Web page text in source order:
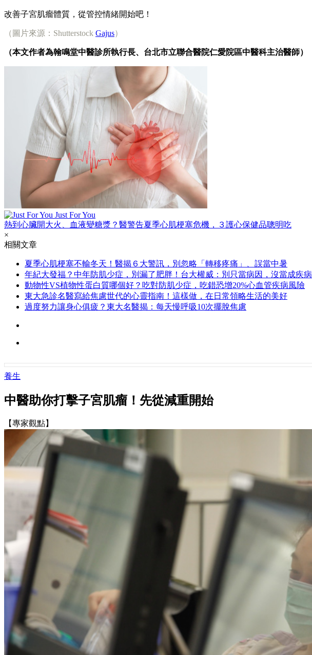
改善子宮肌瘤體質，從管控情緒開始吧！
（圖片來源：Shutterstock Gajus）
（本文作者為翰鳴堂中醫診所執行長、台北市立聯合醫院仁愛院區中醫科主治醫師）
Just For You
熱到心臟開大火、血液變糖漿？醫警告夏季心肌梗塞危機，３護心保健品聰明吃
×
相關文章
夏季心肌梗塞不輸冬天！醫揭６大警訊，別忽略「轉移疼痛」、誤當中暑
年紀大發福？中年防肌少症，別漏了肥胖！台大權威：別只當病因，沒當成疾病
動物性VS植物性蛋白質哪個好？吃對防肌少症，吃錯恐增20%心血管疾病風險
東大急診名醫寫給焦慮世代的心靈指南！這樣做，在日常領略生活的美好
過度努力讓身心俱疲？東大名醫揭：每天慢呼吸10次擺脫焦慮
養生
中醫助你打擊子宮肌瘤！先從減重開始
【專家觀點】